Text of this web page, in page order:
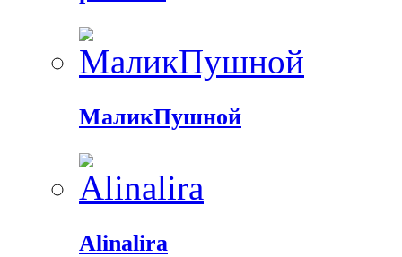
МаликПушной
Alinalira